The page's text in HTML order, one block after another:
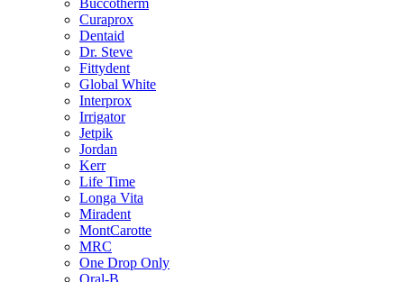
Buccotherm
Curaprox
Dentaid
Dr. Steve
Fittydent
Global White
Interprox
Irrigator
Jetpik
Jordan
Kerr
Life Time
Longa Vita
Miradent
MontCarotte
MRC
One Drop Only